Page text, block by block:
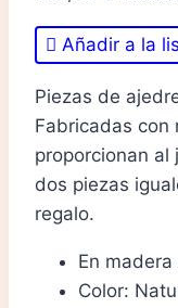
Añadir a la
Piezas de
Fabricadas con
proporcionan al
dos piezas
regalo.
En
Color: